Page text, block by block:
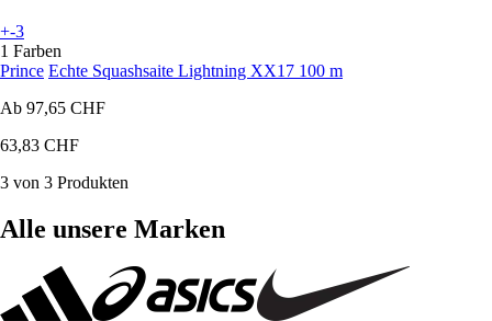
+-3
1 Farben
Prince Echte Squashsaite Lightning XX17 100 m
Ab 97,65 CHF
63,83 CHF
3 von 3 Produkten
Alle unsere Marken